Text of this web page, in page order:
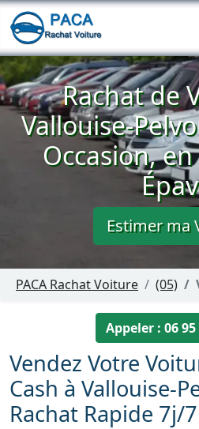
Rachat de
Vallouise-
Occasion,
Estimer ma
PACA Rachat Voiture (05)
Appeler : 06 95
Vendez Votre
Cash à Vallouise-
Rachat Rapide 7j/7